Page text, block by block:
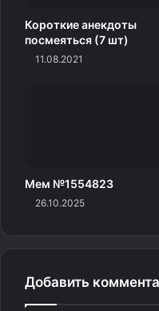
Короткие анекдоты
посмеяться (7 шт)
11.08.2021
Мем №1554823
26.10.2025
Добавить